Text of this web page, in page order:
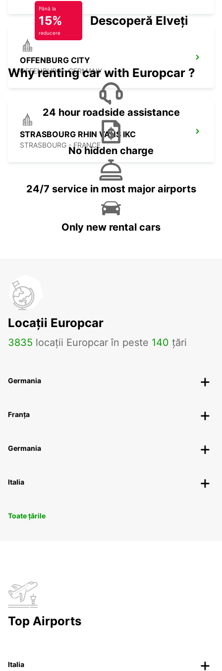
OFFENBURG CITY
OFFENBURG - GERMANY
STRASBOURG RHIN VANS IKC
STRASBOURG - FRANCE
Până la
15%
reducere
Descoperă Elveția
Why renting car with Europcar ?
24 hour roadside assistance
No hidden charge
24/7 service in most major airports
Only new rental cars
Locații Europcar
3835 locații Europcar în peste 140 țări
Germania
Franța
Germania
Italia
Toate țările
Top Airports
Italia